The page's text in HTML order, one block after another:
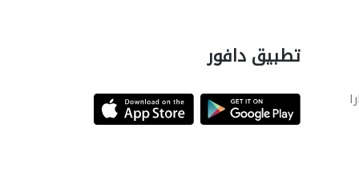
تطبيق دافور